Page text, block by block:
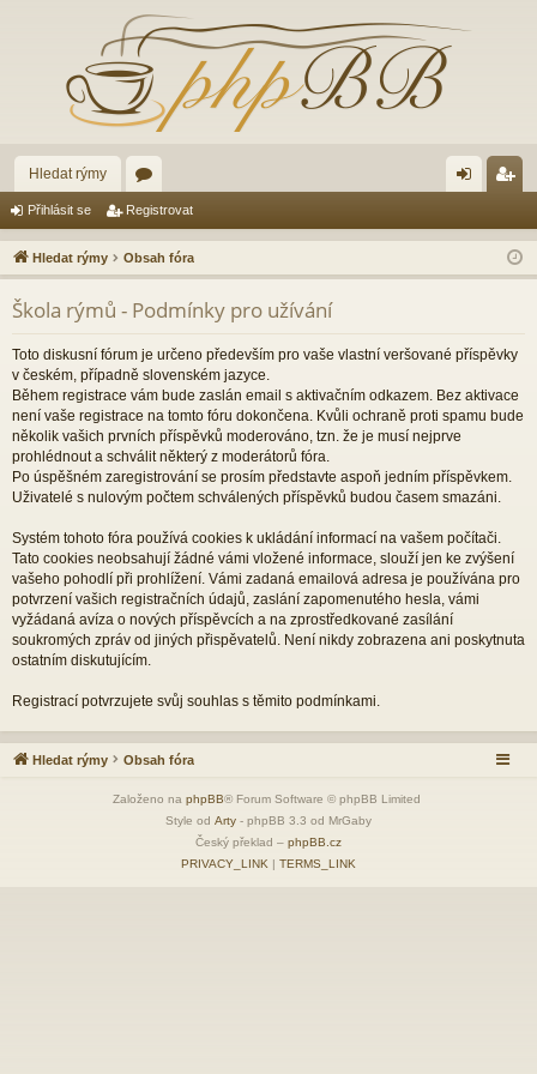
Hledat rýmy
ór
a lá
sit
ist
ro
t
Přihlásit se Registrovat
Hledat rýmy Obsah fóra
Škola rýmů - Podmínky pro užívání
Toto diskusní fórum je určeno především pro vaše vlastní veršované příspěvky
v českém, případně slovenském jazyce.
Během registrace vám bude zaslán email s aktivačním odkazem. Bez aktivace
není vaše registrace na tomto fóru dokončena. Kvůli ochraně proti spamu bude
několik vašich prvních příspěvků moderováno, tzn. že je musí nejprve
prohlédnout a schválit některý z moderátorů fóra.
Po úspěšném zaregistrování se prosím představte aspoň jedním příspěvkem.
Uživatelé s nulovým počtem schválených příspěvků budou časem smazáni.
Systém tohoto fóra používá cookies k ukládání informací na vašem počítači.
Tato cookies neobsahují žádné vámi vložené informace, slouží jen ke zvýšení
vašeho pohodlí při prohlížení. Vámi zadaná emailová adresa je používána pro
potvrzení vašich registračních údajů, zaslání zapomenutého hesla, vámi
vyžádaná avíza o nových příspěvcích a na zprostředkované zasílání
soukromých zpráv od jiných přispěvatelů. Není nikdy zobrazena ani poskytnuta
ostatním diskutujícím.
Registrací potvrzujete svůj souhlas s těmito podmínkami.
Hledat rýmy Obsah fóra
Založeno na phpBB® Forum Software © phpBB Limited
Style od Arty - phpBB 3.3 od MrGaby
Český překlad – phpBB.cz
PRIVACY_LINK | TERMS_LINK